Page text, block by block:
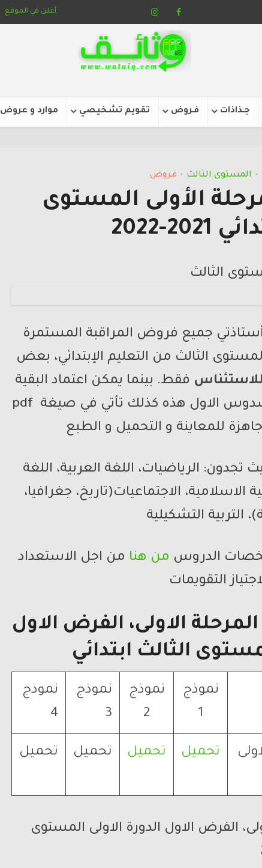
أعلن في الموقع
جـذاذات فـروض تقويم تشخيصي موارد و عروض
• المستوى الثالث • فـروض
الأولى المستوى
2022
جميع فروض المراقبة المستمرة
الثالث من التعليم الإبتدائي، بعض
للاستئناس فقط. بينما يمكن اعتماد البقية
منها. فروض المرحلة الاولى . للاسدوس الاول هذه كذلك تأتي في صيغة pdf
الرياضيات، اللغة العربية، اللغة
الاسلامية، الاجتماعيات(تاريخ، جغرافيا،
التربية التشكيلية
الدروس من هنا من اجل الاستعداد
التقويمات
الاولى، الفرض الاول
الثالث ابتدائي
نموذج
1
نموذج
2
نموذج
3
نموذج
4
تحميل تحميل تحميل تحميل
الفرض الاول الدورة الاولى المستوى